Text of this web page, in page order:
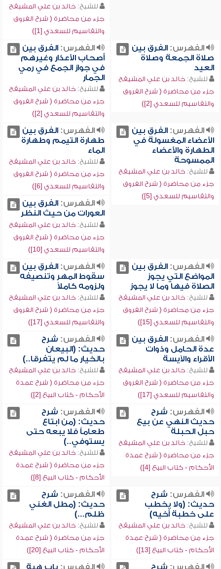
للشيخ: خالد بن علي المشيقح
جزء من محاضرة ( شرح الفروق
والتقاسيم للسعدي [1])
الفهرس:الفرق بين
صلاة الجمعة وصلاة
العيد
للشيخ: خالد بن علي المشيقح
جزء من محاضرة ( شرح الفروق
والتقاسيم للسعدي [2])
الفهرس:الفرق بين
أصحاب الأعذار وغيرهم
في جواز الجمع في رمي
الجمار
للشيخ: خالد بن علي المشيقح
جزء من محاضرة ( شرح الفروق
والتقاسيم للسعدي [2])
الفهرس:الفرق بين
الأعضاء المغسولة في
الطهارة والأعضاء
الممسوحة
للشيخ: خالد بن علي المشيقح
جزء من محاضرة ( شرح الفروق
والتقاسيم للسعدي [5])
الفهرس:الفرق بين
طهارة التيمم وطهارة
الماء
للشيخ: خالد بن علي المشيقح
جزء من محاضرة ( شرح الفروق
والتقاسيم للسعدي [6])
الفهرس:الفرق بين
العورات من حيث النظر
للشيخ: خالد بن علي المشيقح
جزء من محاضرة ( شرح الفروق
والتقاسيم للسعدي [10])
الفهرس:الفرق بين
المواضع التي يجوز
الصلاة فيها وما لا يجوز
للشيخ: خالد بن علي المشيقح
جزء من محاضرة ( شرح الفروق
والتقاسيم للسعدي [15])
الفهرس:الفرق بين
سقوط المهر وتنصيفه
ولزومه كاملاً
للشيخ: خالد بن علي المشيقح
جزء من محاضرة ( شرح الفروق
والتقاسيم للسعدي [17])
الفهرس:الفرق بين
عدة الحامل وذوات
الأقراء والآيسة
للشيخ: خالد بن علي المشيقح
جزء من محاضرة ( شرح الفروق
والتقاسيم للسعدي [17])
الفهرس: شرح
حديث: (البيعان
بالخيار ما لم يتفرقا..)
للشيخ: خالد بن علي المشيقح
جزء من محاضرة ( شرح عمدة
الأحكام - كتاب البيع [2])
الفهرس: شرح
حديث النهي عن بيع
حبل الحبلة
للشيخ: خالد بن علي المشيقح
جزء من محاضرة ( شرح عمدة
الأحكام - كتاب البيع [4])
الفهرس: شرح
حديث: (من ابتاع
طعاماً فلا يبعه حتى
يستوفي..)
للشيخ: خالد بن علي المشيقح
جزء من محاضرة ( شرح عمدة
الأحكام - كتاب البيع [8])
الفهرس: شرح
حديث: (ولا يخطب
على خطبة أخيه)
للشيخ: خالد بن علي المشيقح
جزء من محاضرة ( شرح عمدة
الأحكام - كتاب البيع [13])
الفهرس: شرح
حديث: (مطل الغني
ظلم...)
للشيخ: خالد بن علي المشيقح
جزء من محاضرة ( شرح عمدة
الأحكام - كتاب البيع [20])
الفهرس: شرح
الفهرس: باب هبة